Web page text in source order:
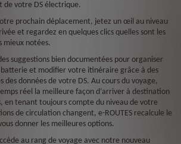
de votre DS électrique.
prochain déplacement, jetez un œil au niveau
et regardez en quelques clics quelles sont les
mieux notées.
suggestions bien documentées pour organiser
et modifier votre itinéraire grâce à des
des données de votre DS. Au cours du voyage,
réel la meilleure façon d’arriver à destination
en tenant toujours compte du niveau de votre
de circulation changent, e-ROUTES recalcule le
donner les meilleures options.
au rang de voyage avec notre nouveau